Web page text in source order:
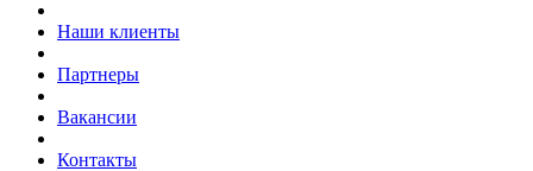
Наши клиенты
Партнеры
Вакансии
Контакты